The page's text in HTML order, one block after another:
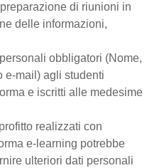
di riunioni in
delle informazioni,
obbligatori (Nome,
e-mail) agli studenti
e iscritti alle medesime
realizzati con
e-learning potrebbe
ulteriori dati personali